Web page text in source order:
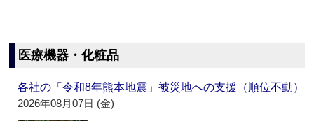
医療機器・化粧品
各社の「令和8年熊本地震」被災地への支援（順位不動）
2026年08月07日 (金)